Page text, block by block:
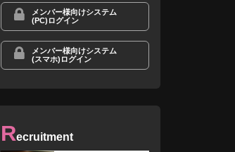
メンバー様向けシステム
(PC)ログイン
メンバー様向けシステム
(スマホ)ログイン
Recruitment